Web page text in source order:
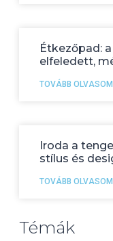
Étkezőpad:
elfeledett,
TOVÁBB
Iroda a
stílus és
TOVÁBB
Témák